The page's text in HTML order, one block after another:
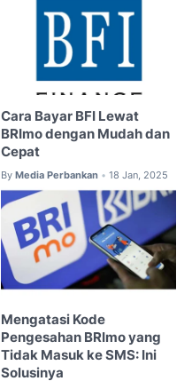
Cara Bayar BFI Lewat
BRImo dengan Mudah dan
Cepat
By Media Perbankan • 18 Jan, 2025
Mengatasi Kode
Pengesahan BRImo yang
Tidak Masuk ke SMS: Ini
Solusinya